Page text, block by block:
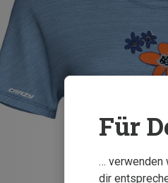
Für
… verwenden
dir